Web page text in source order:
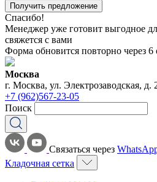
Получить предложение
Спасибо!
Менеджер уже готовит выгодное
свяжется с вами
Форма обновится повторно через 6
Москва
г. Москва, ул. Электрозаводская, д.
+7 (962)567-23-05
Поиск
Связаться через
Кладочная сетка